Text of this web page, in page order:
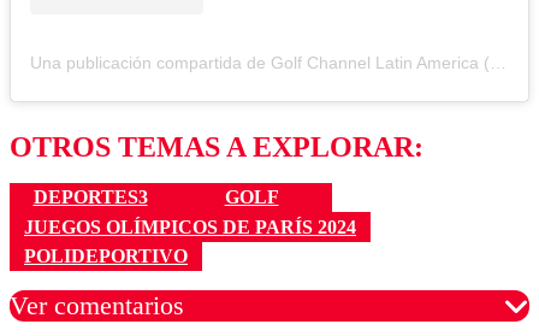
OTROS TEMAS A EXPLORAR:
DEPORTES3
GOLF
JUEGOS OLÍMPICOS DE PARÍS 2024
POLIDEPORTIVO
Ver comentarios